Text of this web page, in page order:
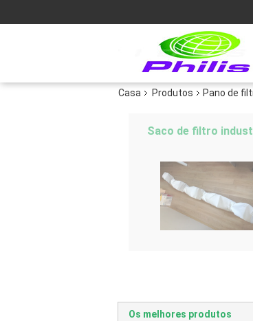
Casa Produtos Pano de
Saco de filtro
Os melhores produtos